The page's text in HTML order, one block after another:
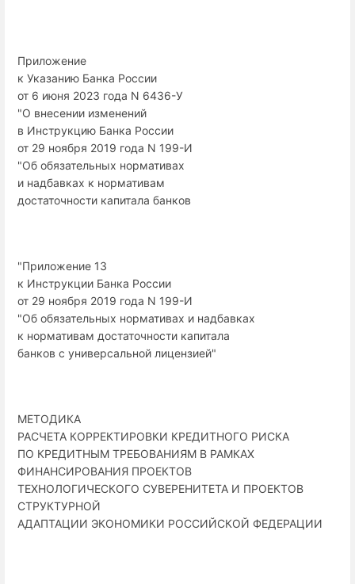
Приложение
к Указанию Банка России
от 6 июня 2023 года N 6436-У
"О внесении изменений
в Инструкцию Банка России
от 29 ноября 2019 года N 199-И
"Об обязательных нормативах
и надбавках к нормативам
достаточности капитала банков
"Приложение 13
к Инструкции Банка России
от 29 ноября 2019 года N 199-И
"Об обязательных нормативах и надбавках
к нормативам достаточности капитала
банков с универсальной лицензией"
МЕТОДИКА
РАСЧЕТА КОРРЕКТИРОВКИ КРЕДИТНОГО РИСКА
ПО КРЕДИТНЫМ ТРЕБОВАНИЯМ В РАМКАХ
ФИНАНСИРОВАНИЯ ПРОЕКТОВ
ТЕХНОЛОГИЧЕСКОГО СУВЕРЕНИТЕТА И ПРОЕКТОВ
СТРУКТУРНОЙ
АДАПТАЦИИ ЭКОНОМИКИ РОССИЙСКОЙ ФЕДЕРАЦИИ